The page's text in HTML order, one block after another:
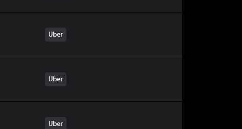
Uber
Uber
Uber